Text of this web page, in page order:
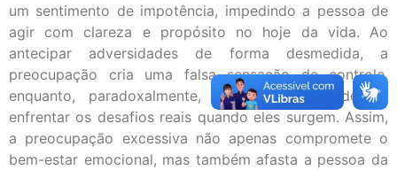
um sentimento de impotência, impedindo a pessoa de
agir com clareza e propósito no hoje da vida. Ao
antecipar adversidades de forma desmedida, a
preocupação cria uma falsa sensação de controle,
enquanto, paradoxalmente, mina a capacidade de
enfrentar os desafios reais quando eles surgem. Assim,
a preocupação excessiva não apenas compromete o
bem-estar emocional, mas também afasta a pessoa da